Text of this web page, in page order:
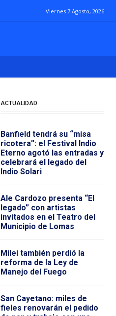
Viernes 7 Agosto, 2026
ACTUALIDAD
Banfield tendrá su “misa
ricotera”: el Festival Indio
Eterno agotó las entradas y
celebrará el legado del
Indio Solari
Ale Cardozo presenta “El
legado” con artistas
invitados en el Teatro del
Municipio de Lomas
Milei también perdió la
reforma de la Ley de
Manejo del Fuego
San Cayetano: miles de
fieles renovarán el pedido